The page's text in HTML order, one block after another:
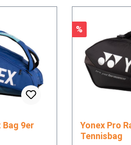
Rabatt
%
Yonex Pro Racquet Bag 9er
Tennisbag